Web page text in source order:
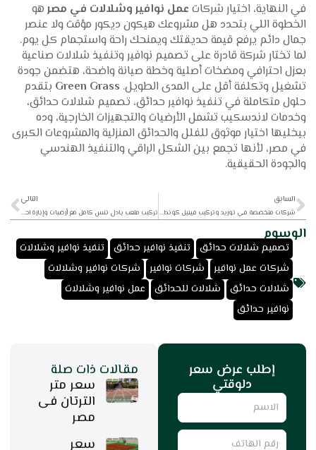
في النهاية، اختيار شركات عمل نوافير وشلالات في مصر هو
الخطوة اللي بتحدد هل مشروعك هيكون ديكور مؤقت ولا عنصر
جمال دائم يرفع قيمة حديقتك ويمنحك راحة واستجمام كل يوم.
لما تختار شركة قادرة على تصميم نوافير وتنفيذ شلالات صناعية
بعزل احترافي ومضخات أصلية وخطة صيانة واضحة، هتضمن جودة
تشغيل وتكلفة أقل على المدى الطويل. Green Grass بتقدم
حلول متكاملة في تنفيذ نوافير حدائق، تصميم شلالات حدائق،
وخدمات لاندسكيب تشمل الأرضيات والتجهيزات الخارجية، وده
بيخليها اختيار موثوق للفلل والحدائق المنزلية والمشروعات الكبرى
في مصر، لأنها تجمع بين الشكل الراقي والتنفيذ الهندسي
والجودة الحقيقية.
Prev
السابق
شركات متخصصة في توريد وتركيب فينيل كونداكتيف في مصر
التالي
تركيب ملعب بادل تنس كامل مع أرضيات وإنارة احترافية
الوسوم
تصميم شلالات حدائق تنفيذ نوافير حدائق تنفيذ نوافير وشلالات
شركات عمل نوافير
شركات نوافير شركات نوافير وشلالات
شلالات حدائق
شلالات للحدائق عمل نوافير وشلالات
نوافير حدائق
إطلب عرض سعر
دلوقتي
Name
رقم
مقالات ذات صلة
سعر متر
الترتان فى
مصر
سعر